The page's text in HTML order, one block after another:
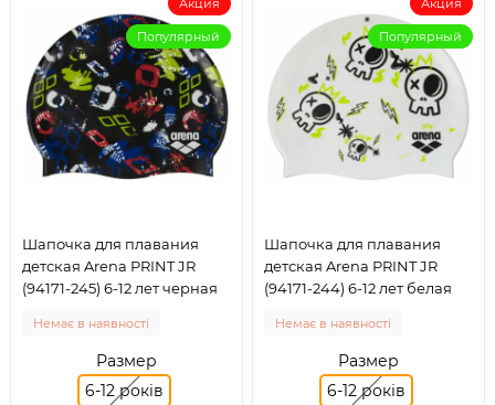
Акция
Популярный
Шапочка для плавания
детская Arena PRINT JR
(94171-245) 6-12 лет черная
Немає в наявності
Размер
6-12 років
Акция
Популярный
Шапочка для плавания
детская Arena PRINT JR
(94171-244) 6-12 лет белая
Немає в наявності
Размер
6-12 років